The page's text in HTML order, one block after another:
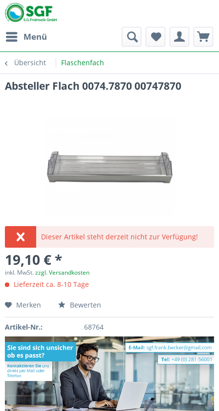
Menü
Übersicht Flaschenfach
Absteller Flach 0074.7870 00747870
Dieser Artikel steht derzeit nicht zur Verfügung!
19,10 € *
inkl. MwSt.zzgl. Versandkosten
Lieferzeit ca. 8-10 Tage
Merken Bewerten
Artikel-Nr.: 68764